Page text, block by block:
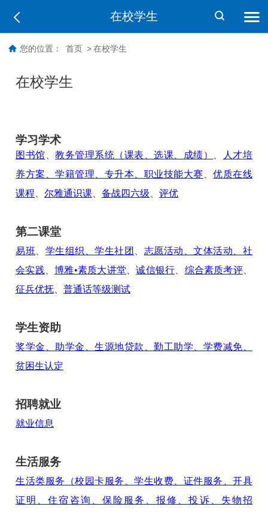
在校学生
您的位置： 首页 > 在校学生
在校学生
学习学术
图书馆 、教务管理系统（课表、选课、成绩）
人才培
养方案、学籍管理、专升本、职业技能大赛
、优质在线
课程 、尔雅通识课 、备战四六级 、评优
第二课堂
易班 学生组织、学生社团
志愿活动、文体活动、社
会实践 、博雅•素质大讲堂 、诚信银行 综合素质考评、
征兵优抚 、普通话等级测试
学生资助
奖学金、助学金、生源地贷款、勤工助学、学费减免、
贫困生认定
招聘就业
就业信息
生活服务
生活类服务（校园卡服务、学生收费、证件服务、开具
证明、住宿咨询、保险服务、报修、投诉、失物招